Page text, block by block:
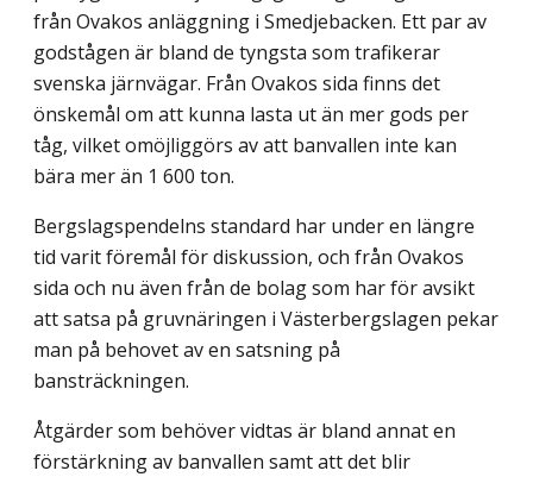
från Ovakos anläggning i Smedjebacken. Ett par av
godstågen är bland de tyngsta som trafikerar
svenska järnvägar. Från Ovakos sida finns det
önskemål om att kunna lasta ut än mer gods per
tåg, vilket omöjliggörs av att banvallen inte kan
bära mer än 1 600 ton.
Bergslagspendelns standard har under en längre
tid varit föremål för diskussion, och från Ovakos
sida och nu även från de bolag som har för avsikt
att satsa på gruvnäringen i Västerbergslagen pekar
man på behovet av en satsning på
bansträckningen.
Åtgärder som behöver vidtas är bland annat en
förstärkning av banvallen samt att det blir